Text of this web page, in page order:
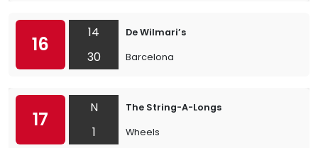
16
14
30
De Wilmari’s
Barcelona
17
N
1
The String-A-Longs
Wheels